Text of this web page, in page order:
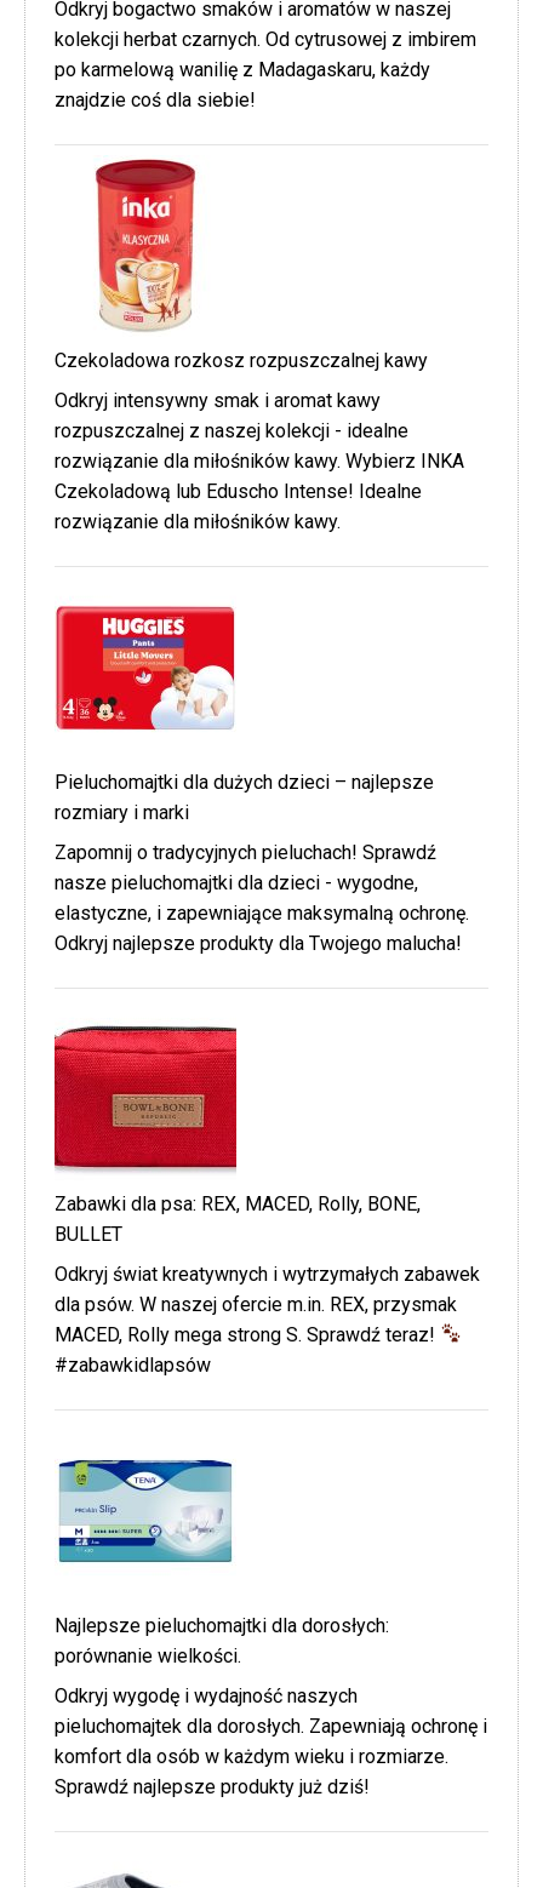
Odkryj bogactwo smaków i aromatów w naszej
kolekcji herbat czarnych. Od cytrusowej z imbirem
po karmelową wanilię z Madagaskaru, każdy
znajdzie coś dla siebie!
Czekoladowa rozkosz rozpuszczalnej kawy
Odkryj intensywny smak i aromat kawy
rozpuszczalnej z naszej kolekcji - idealne
rozwiązanie dla miłośników kawy. Wybierz INKA
Czekoladową lub Eduscho Intense! Idealne
rozwiązanie dla miłośników kawy.
Pieluchomajtki dla dużych dzieci – najlepsze
rozmiary i marki
Zapomnij o tradycyjnych pieluchach! Sprawdź
nasze pieluchomajtki dla dzieci - wygodne,
elastyczne, i zapewniające maksymalną ochronę.
Odkryj najlepsze produkty dla Twojego malucha!
Zabawki dla psa: REX, MACED, Rolly, BONE,
BULLET
Odkryj świat kreatywnych i wytrzymałych zabawek
dla psów. W naszej ofercie m.in. REX, przysmak
MACED, Rolly mega strong S. Sprawdź teraz!
#zabawkidlapsów
Najlepsze pieluchomajtki dla dorosłych:
porównanie wielkości.
Odkryj wygodę i wydajność naszych
pieluchomajtek dla dorosłych. Zapewniają ochronę i
komfort dla osób w każdym wieku i rozmiarze.
Sprawdź najlepsze produkty już dziś!